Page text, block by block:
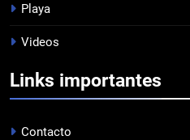
1
Playa
Videos
Links importantes
Contacto